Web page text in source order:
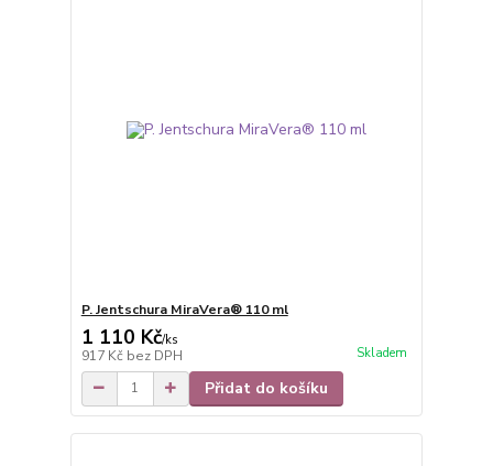
P. Jentschura MiraVera® 110 ml
1 110 Kč/ks
917 Kč bez DPH Skladem
Přidat do košíku